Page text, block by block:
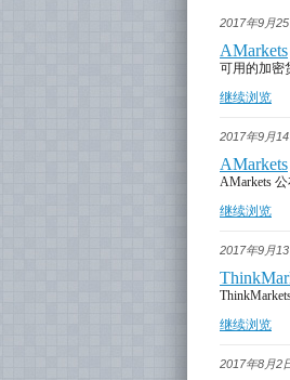
2017年9月
AMarkets
可用的加密
继续浏览
2017年9月
AMarkets
AMarkets
继续浏览
2017年9月
继续浏览
2017年8月2